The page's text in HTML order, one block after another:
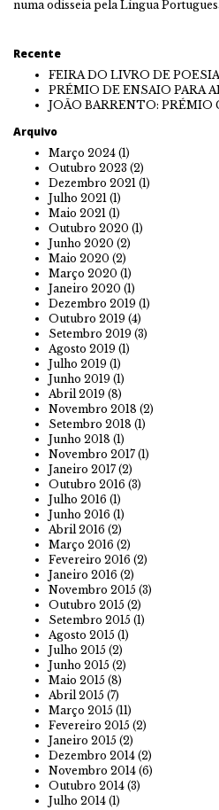
numa odisseia pela Língua
Recente
FEIRA DO LIVRO DE POESIA
PRÉMIO DE ENSAIO PARA
JOÃO BARRENTO: PRÉMIO
Arquivo
Março 2024 (1)
Outubro 2023 (2)
Dezembro 2021 (1)
Julho 2021 (1)
Maio 2021 (1)
Outubro 2020 (1)
Junho 2020 (2)
Maio 2020 (2)
Março 2020 (1)
Janeiro 2020 (1)
Dezembro 2019 (1)
Outubro 2019 (4)
Setembro 2019 (3)
Agosto 2019 (1)
Julho 2019 (1)
Junho 2019 (1)
Abril 2019 (8)
Novembro 2018 (2)
Setembro 2018 (1)
Junho 2018 (1)
Novembro 2017 (1)
Janeiro 2017 (2)
Outubro 2016 (3)
Julho 2016 (1)
Junho 2016 (1)
Abril 2016 (2)
Março 2016 (2)
Fevereiro 2016 (2)
Janeiro 2016 (2)
Novembro 2015 (3)
Outubro 2015 (2)
Setembro 2015 (1)
Agosto 2015 (1)
Julho 2015 (2)
Junho 2015 (2)
Maio 2015 (8)
Abril 2015 (7)
Março 2015 (11)
Fevereiro 2015 (2)
Janeiro 2015 (2)
Dezembro 2014 (2)
Novembro 2014 (6)
Outubro 2014 (3)
Julho 2014 (1)